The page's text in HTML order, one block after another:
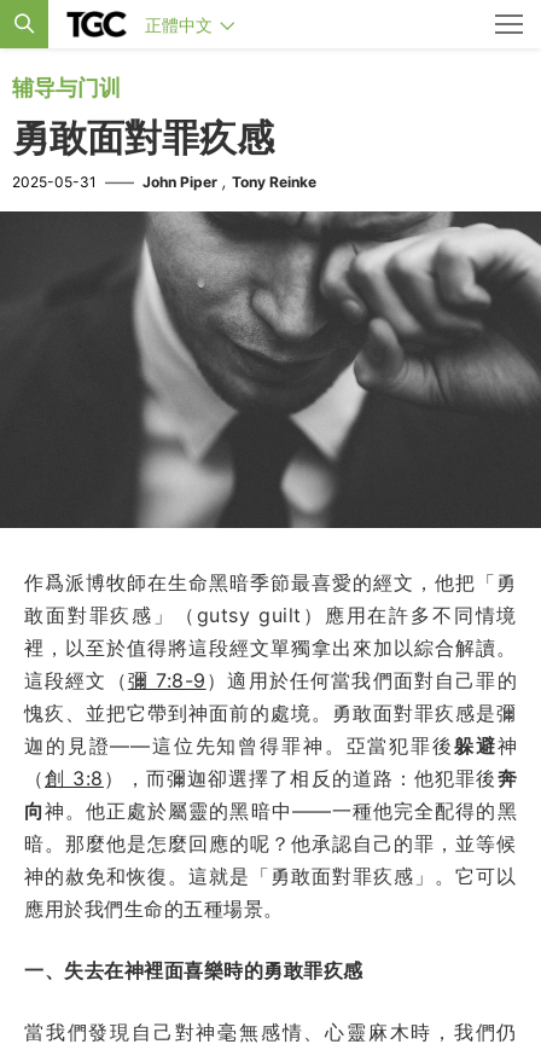
正體中文
辅导与门训
勇敢面對罪疚感
2025-05-31 —— John Piper , Tony Reinke
作爲派博牧師在生命黑暗季節最喜愛的經文，他把「勇
敢面對罪疚感」（gutsy guilt）應用在許多不同情境
裡，以至於值得將這段經文單獨拿出來加以綜合解讀。
這段經文（彌 7:8-9 ）適用於任何當我們面對自己罪的
愧疚、並把它帶到神面前的處境。勇敢面對罪疚感是彌
迦的見證——這位先知曾得罪神。亞當犯罪後躲避神
（創 3:8 ），而彌迦卻選擇了相反的道路：他犯罪後奔
向神。他正處於屬靈的黑暗中——一種他完全配得的黑
暗。那麼他是怎麼回應的呢？他承認自己的罪，並等候
神的赦免和恢復。這就是「勇敢面對罪疚感」。它可以
應用於我們生命的五種場景。
一、失去在神裡面喜樂時的勇敢罪疚感
當我們發現自己對神毫無感情、心靈麻木時，我們仍